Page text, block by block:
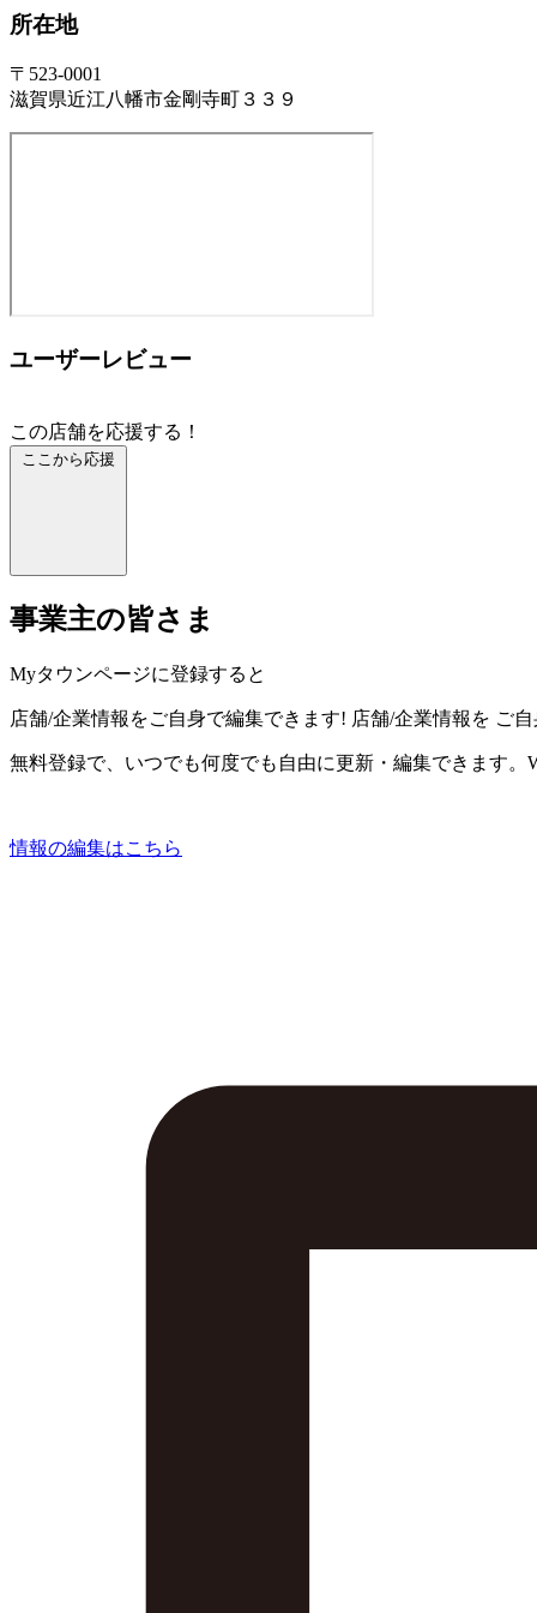
所在地
〒523-0001
滋賀県近江八幡市金剛寺町３３９
ユーザーレビュー
この店舗を応援する！
ここから応援
事業主の皆さま
Myタウンページに登録すると
店舗/企業情報をご自身で編集できます! 店舗/企業情報を ご
無料登録で、いつでも何度でも自由に更新・編集できます。
情報の編集はこちら